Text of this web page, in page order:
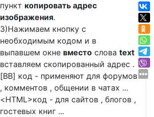
пункт копировать адрес
изображения.
3)Нажимаем кнопку с
необходимым кодом и в
выпавшем окне вместо слова text
вставляем скопированный адрес .
[BB] код - применяют для форумов
, комментов , общении в чатах ...
<HTML>код - для сайтов , блогов ,
гостевых книг ...